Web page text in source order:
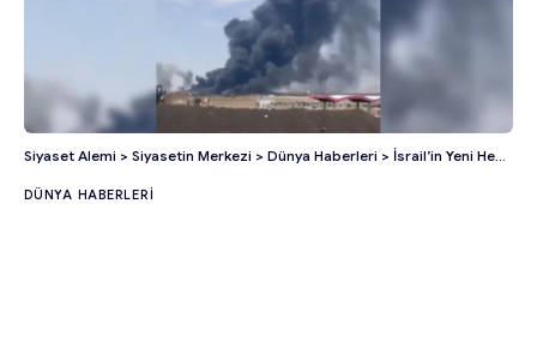
Siyaset Alemi > Siyasetin Merkezi > Dünya Haberleri > İsrail’in Yeni Hedefi Tebriz: Hava Saldırısı Başladı!
DÜNYA HABERLERI